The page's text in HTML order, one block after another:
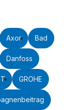
Axor Bad
Danfoss
GROHE